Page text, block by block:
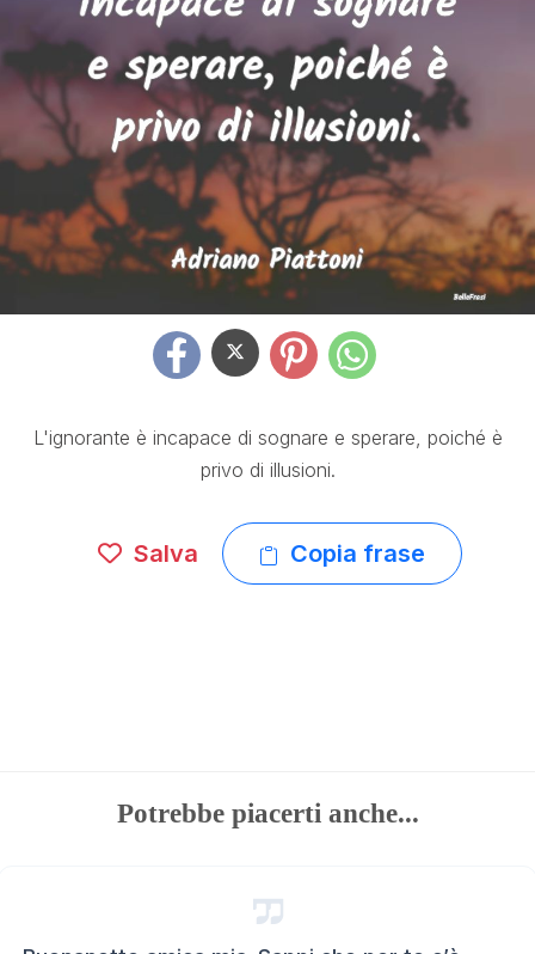
L'ignorante è incapace di sognare e sperare, poiché è
privo di illusioni.
Salva Copia frase
Potrebbe piacerti anche...